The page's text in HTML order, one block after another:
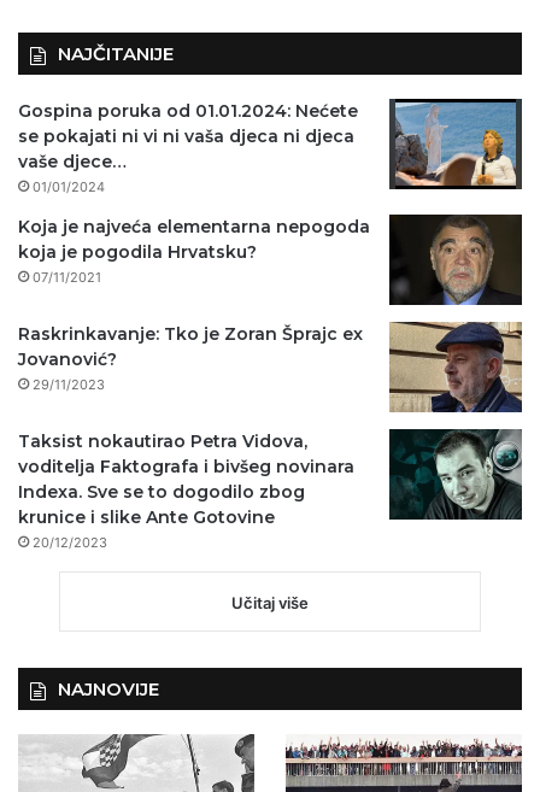
NAJČITANIJE
Gospina poruka od 01.01.2024: Nećete
se pokajati ni vi ni vaša djeca ni djeca
vaše djece…
01/01/2024
Koja je najveća elementarna nepogoda
koja je pogodila Hrvatsku?
07/11/2021
Raskrinkavanje: Tko je Zoran Šprajc ex
Jovanović?
29/11/2023
Taksist nokautirao Petra Vidova,
voditelja Faktografa i bivšeg novinara
Indexa. Sve se to dogodilo zbog
krunice i slike Ante Gotovine
20/12/2023
Učitaj više
NAJNOVIJE